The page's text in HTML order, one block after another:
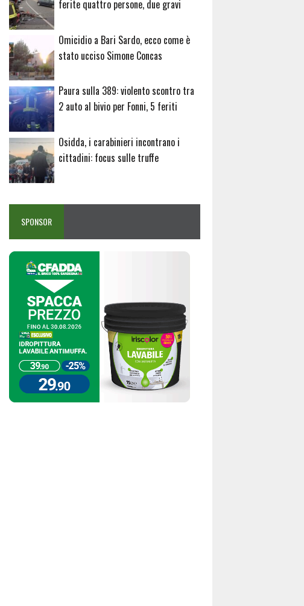
ferite quattro persone, due gravi
Omicidio a Bari Sardo, ecco come è
stato ucciso Simone Concas
Paura sulla 389: violento scontro tra
2 auto al bivio per Fonni, 5 feriti
Osidda, i carabinieri incontrano i
cittadini: focus sulle truffe
SPONSOR